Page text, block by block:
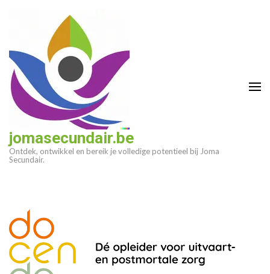
(druk
enter)
jomasecundair.be
Ontdek, ontwikkel en bereik je volledige potentieel bij Joma
Secundair.